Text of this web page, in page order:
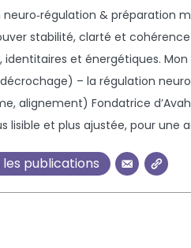
& préparation
stabilité, clarté et
et énergétiques.
– la régulation
alignement) Fondatrice
lisible et plus ajustée, pour une
publications